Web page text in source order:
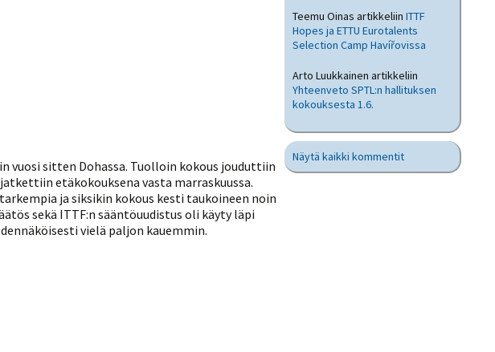
vuosi sitten Dohassa. Tuolloin kokous jouduttiin
etäkokouksena vasta marraskuussa.
ja siksikin kokous kesti taukoineen noin
sekä ITTF:n sääntöuudistus oli käyty läpi
vielä paljon kauemmin.
Teemu Oinas artikkeliin ITTF
Hopes ja ETTU Eurotalents
Selection Camp Havířovissa
Arto Luukkainen artikkeliin
Yhteenveto SPTL:n hallituksen
kokouksesta 1.6.
Näytä kaikki kommentit